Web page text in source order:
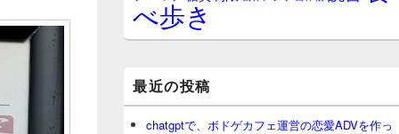
べ歩き
最近の投稿
chatgptで、ボドゲカフェ運営の恋愛ADVを作っ